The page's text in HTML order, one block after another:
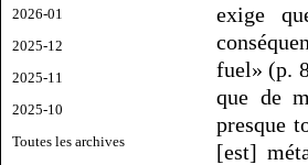
2026-01
2025-12
2025-11
2025-10
Toutes les archives
exige
fuel» (p.
que de
presque
[est]